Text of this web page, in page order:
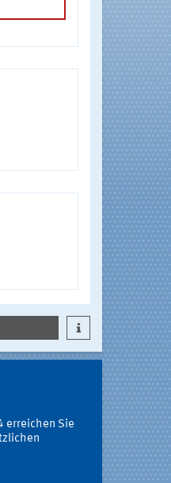
erreichen Sie